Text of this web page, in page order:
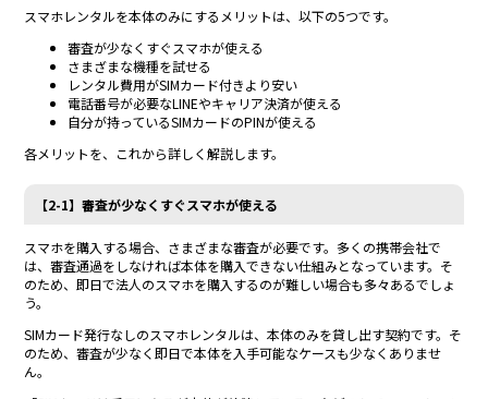
スマホレンタルを本体のみにするメリットは、以下の5つです。
審査が少なくすぐスマホが使える
さまざまな機種を試せる
レンタル費用がSIMカード付きより安い
電話番号が必要なLINEやキャリア決済が使える
自分が持っているSIMカードのPINが使える
各メリットを、これから詳しく解説します。
【2-1】審査が少なくすぐスマホが使える
スマホを購入する場合、さまざまな審査が必要です。多くの携帯会社で
は、審査通過をしなければ本体を購入できない仕組みとなっています。そ
のため、即日で法人のスマホを購入するのが難しい場合も多々あるでしょ
う。
SIMカード発行なしのスマホレンタルは、本体のみを貸し出す契約です。そ
のため、審査が少なく即日で本体を入手可能なケースも少なくありませ
ん。